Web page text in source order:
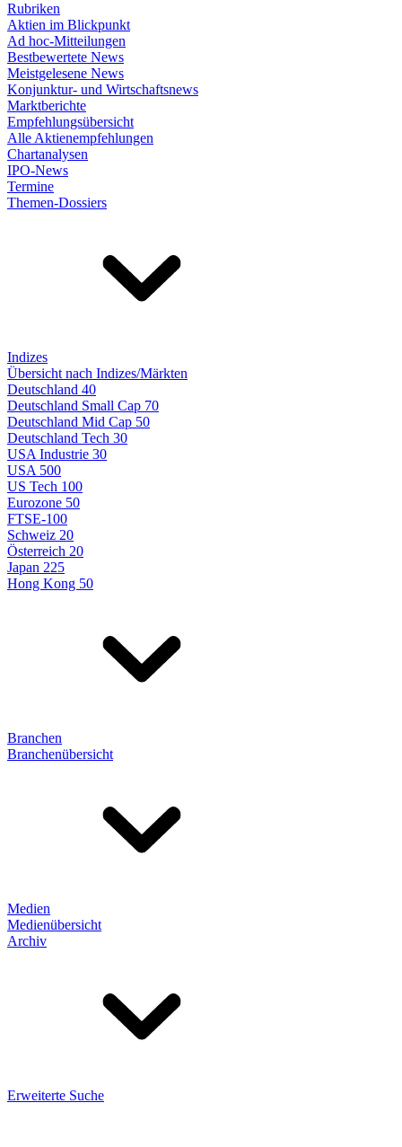
Rubriken
Aktien im Blickpunkt
Ad hoc-Mitteilungen
Bestbewertete News
Meistgelesene News
Konjunktur- und Wirtschaftsnews
Marktberichte
Empfehlungsübersicht
Alle Aktienempfehlungen
Chartanalysen
IPO-News
Termine
Themen-Dossiers
Indizes
Übersicht nach Indizes/Märkten
Deutschland 40
Deutschland Small Cap 70
Deutschland Mid Cap 50
Deutschland Tech 30
USA Industrie 30
USA 500
US Tech 100
Eurozone 50
FTSE-100
Schweiz 20
Österreich 20
Japan 225
Hong Kong 50
Branchen
Branchenübersicht
Medien
Medienübersicht
Archiv
Erweiterte Suche